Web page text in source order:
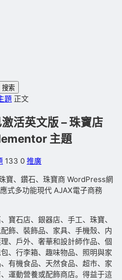
搜索
題 正文
活英文版 – 珠寶店
主題
133 0 推廣
寶、鑽石、珠寶商 WordPress網
式多功能現代 AJAX電子商務
寶石店、銀器店、手工、珠寶、
飾、裝飾品、家具、手機殼、内
、戶外、奢華和設計師作品、個
、行李箱、趣味物品、照明與家
有機食品、天然食品、超市、家
運動營養或配飾商店。得益于這